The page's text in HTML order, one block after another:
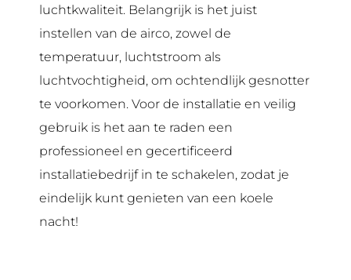
luchtkwaliteit. Belangrijk is het juist
instellen van de airco, zowel de
temperatuur, luchtstroom als
luchtvochtigheid, om ochtendlijk gesnotter
te voorkomen. Voor de installatie en veilig
gebruik is het aan te raden een
professioneel en gecertificeerd
installatiebedrijf in te schakelen, zodat je
eindelijk kunt genieten van een koele
nacht!